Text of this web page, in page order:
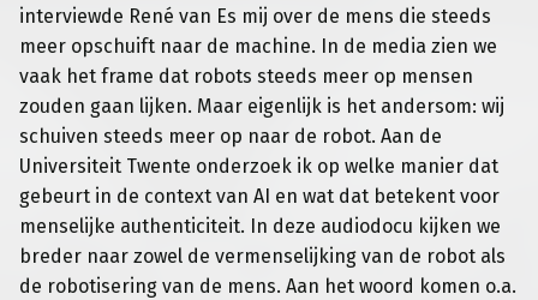
interviewde René van Es mij over de mens die steeds
meer opschuift naar de machine. In de media zien we
vaak het frame dat robots steeds meer op mensen
zouden gaan lijken. Maar eigenlijk is het andersom: wij
schuiven steeds meer op naar de robot. Aan de
Universiteit Twente onderzoek ik op welke manier dat
gebeurt in de context van AI en wat dat betekent voor
menselijke authenticiteit. In deze audiodocu kijken we
breder naar zowel de vermenselijking van de robot als
de robotisering van de mens. Aan het woord komen o.a.